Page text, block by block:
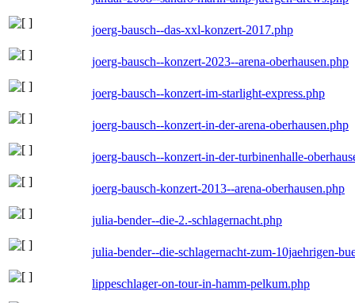
joerg-bausch--das-xxl-konzert-2017.php
joerg-bausch--konzert-2023--arena-oberhausen.php
joerg-bausch--konzert-im-starlight-express.php
joerg-bausch--konzert-in-der-arena-oberhausen.php
joerg-bausch--konzert-in-der-turbinenhalle-
joerg-bausch-konzert-2013--arena-oberhausen.php
julia-bender--die-2.-schlagernacht.php
julia-bender--die-schlagernacht-zum-10jaehrigen-
lippeschlager-on-tour-in-hamm-pelkum.php